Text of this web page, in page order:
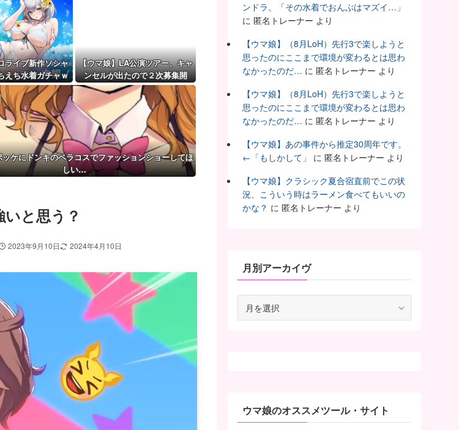
ライブ新作ソシャ
えち水着ガチャｗ
ｗ
【ウマ娘】LA公演ツアー、キャ
ンセルが出たので２次募集開
始！サンタアニタパークへ行く
オプショナルツアーも決定！
ケにドンキのペラコスでファッションショーしてほ
しい…
と思う？
2023年9月10日 2024年4月10日
ンドラ。「その水着でおんぶはマズイ…」
に 匿名トレーナー より
【ウマ娘】（8月LoH）先行3で楽しようと
思ったのにここまで環境が変わるとは思わ
なかったのだ… に 匿名トレーナー より
【ウマ娘】（8月LoH）先行3で楽しようと
思ったのにここまで環境が変わるとは思わ
なかったのだ… に 匿名トレーナー より
【ウマ娘】あの事件から推定30周年です。
←「もしかして」
に 匿名トレーナー より
【ウマ娘】クラシック夏合宿直前でこの状
況、こういう時はラーメン食べてもいいの
かな？ に 匿名トレーナー より
月別アーカイヴ
ウマ娘のオススメツール・サイト